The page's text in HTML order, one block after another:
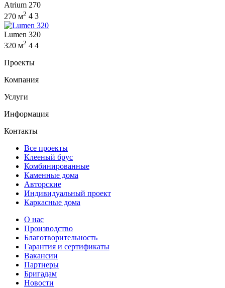
Atrium 270
270 м2 4 3
Lumen 320
320 м2 4 4
Проекты
Компания
Услуги
Информация
Контакты
Все проекты
Клееный брус
Комбинированные
Каменные дома
Авторские
Индивидуальный проект
Каркасные дома
О нас
Производство
Благотворительность
Гарантия и сертификаты
Вакансии
Партнеры
Бригадам
Новости